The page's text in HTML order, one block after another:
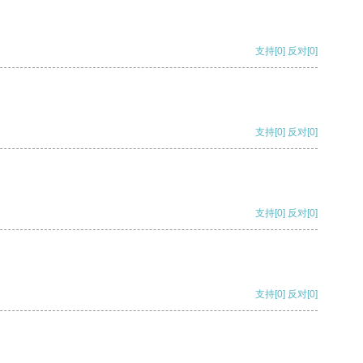
支持[0] 反对[0]
支持[0] 反对[0]
支持[0] 反对[0]
支持[0] 反对[0]